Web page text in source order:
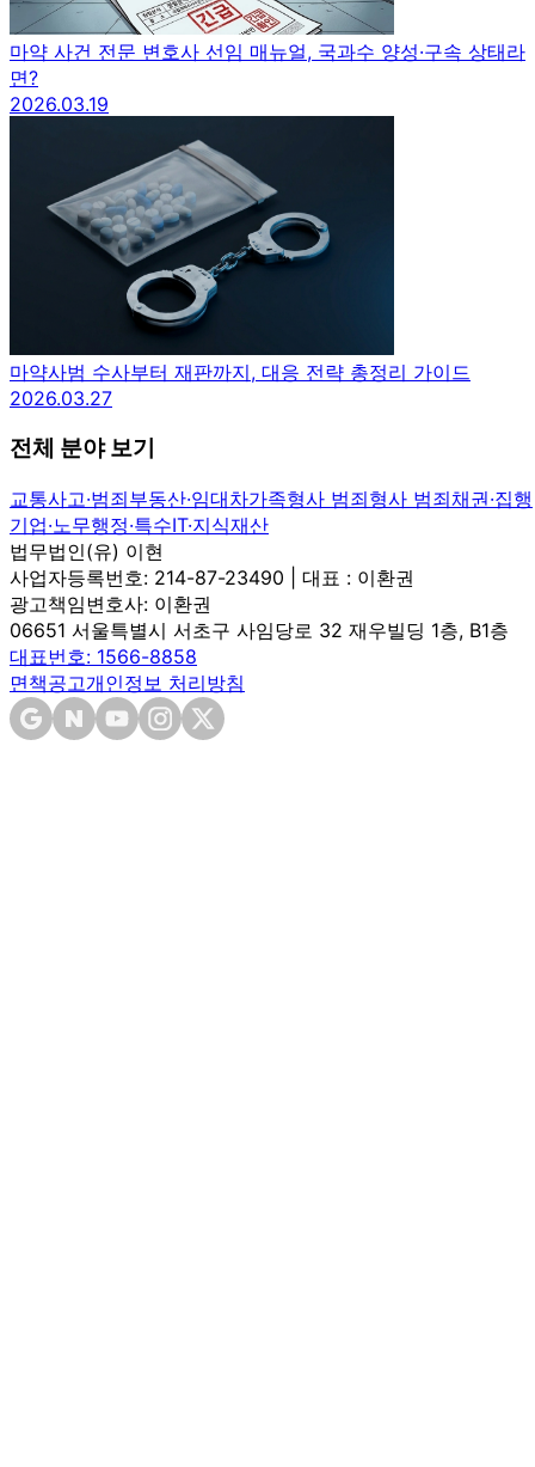
마약 사건 전문 변호사 선임 매뉴얼, 국과수 양성·구속 상태라
면?
2026.03.19
마약사범 수사부터 재판까지, 대응 전략 총정리 가이드
2026.03.27
전체 분야 보기
교통사고·범죄부동산·임대차가족형사 범죄형사 범죄채권·집행
기업·노무행정·특수IT·지식재산
법무법인(유) 이현
사업자등록번호: 214-87-23490 | 대표 : 이환권
광고책임변호사: 이환권
06651 서울특별시 서초구 사임당로 32 재우빌딩 1층, B1층
대표번호: 1566-8858
면책공고개인정보 처리방침